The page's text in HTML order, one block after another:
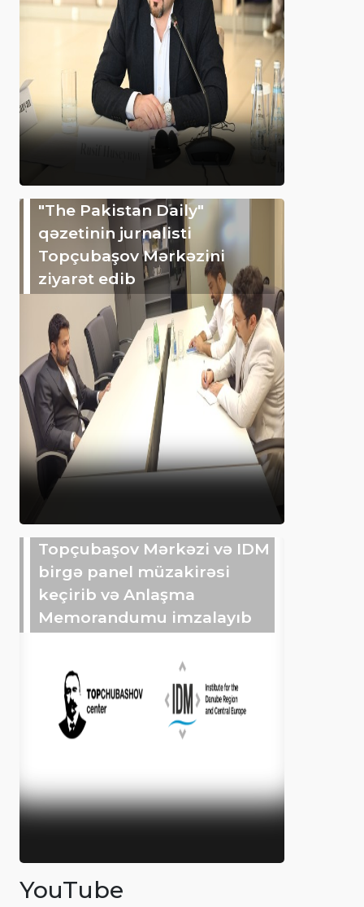
"The Pakistan Daily"
qəzetinin jurnalisti
Topçubaşov Mərkəzini
ziyarət edib
Topçubaşov Mərkəzi və IDM
birgə panel müzakirəsi
keçirib və Anlaşma
Memorandumu imzalayıb
YouTube